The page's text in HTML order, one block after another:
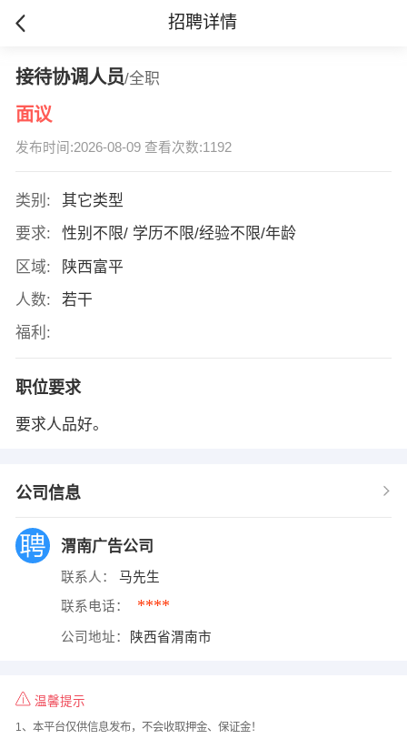
招聘详情
接待协调人员/全职
面议
发布时间:2026-08-09 查看次数:1192
类别:
其它类型
要求:
性别不限/ 学历不限/经验不限/年龄
区域:
陕西富平
人数:
若干
福利:
职位要求
要求人品好。
公司信息
渭南广告公司
联系人： 马先生
联系电话： ****
公司地址： 陕西省渭南市
温馨提示
1、本平台仅供信息发布，不会收取押金、保证金！